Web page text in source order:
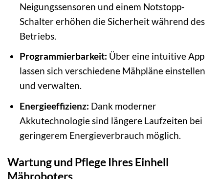
Neigungssensoren und einem Notstopp-
Schalter erhöhen die Sicherheit während des
Betriebs.
Programmierbarkeit: Über eine intuitive App
lassen sich verschiedene Mähpläne einstellen
und verwalten.
Energieeffizienz: Dank moderner
Akkutechnologie sind längere Laufzeiten bei
geringerem Energieverbrauch möglich.
Wartung und Pflege Ihres Einhell
Mähroboters